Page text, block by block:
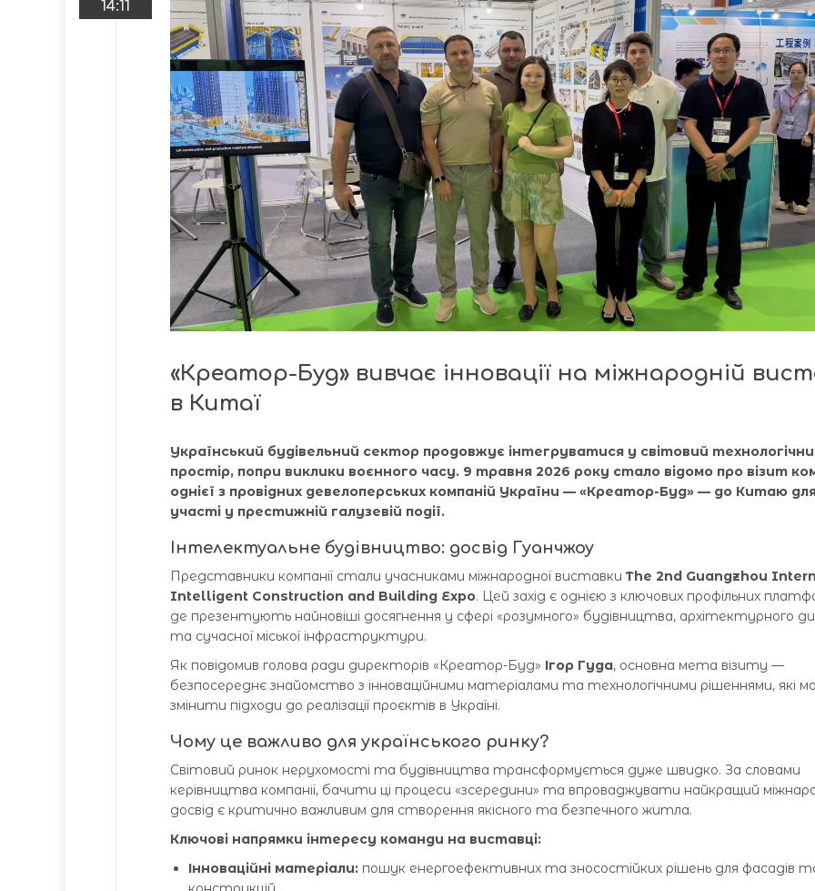
14:11
«Креатор-Буд» вивчає інновації на міжнародній
в Китаї
Український будівельний сектор продовжує інтегруватися у світовий
простір, попри виклики воєнного часу. 9 травня 2026 року стало відомо про візит
однієї з провідних девелоперських компаній України — «Креатор-Буд» — до Китаю
участі у престижній галузевій події.
Інтелектуальне будівництво: досвід Гуанчжоу
Представники компанії стали учасниками міжнародної виставкиThe 2nd Guangzhou
Intelligent Construction and Building Expo. Цей захід є однією з ключових профільних
де презентують найновіші досягнення у сфері «розумного» будівництва, архітектурного
та сучасної міської інфраструктури.
Як повідомив голова ради директорів «Креатор-Буд» Ігор Гуда, основна мета візиту —
безпосереднє знайомство з інноваційними матеріалами та технологічними рішеннями, які
змінити підходи до реалізації проєктів в Україні.
Чому це важливо для українського ринку?
Світовий ринок нерухомості та будівництва трансформується дуже швидко. За словами
керівництва компанії, бачити ці процеси «зсередини» та впроваджувати найкращий
досвід є критично важливим для створення якісного та безпечного житла.
Ключові напрямки інтересу команди на виставці:
Інноваційні матеріали: пошук енергоефективних та зносостійких рішень для фасадів